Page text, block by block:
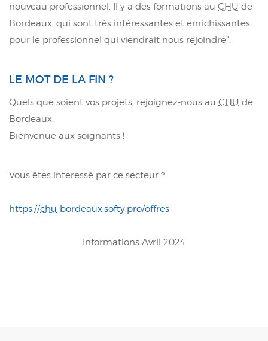
nouveau professionnel. Il y a des formations au CHU de
Bordeaux, qui sont très intéressantes et enrichissantes
pour le professionnel qui viendrait nous rejoindre".
LE MOT DE LA FIN ?
Quels que soient vos projets, rejoignez-nous au CHU de
Bordeaux.
Bienvenue aux soignants !
Vous êtes intéressé par ce secteur ?
https://chu-bordeaux.softy.pro/offres
Informations Avril 2024